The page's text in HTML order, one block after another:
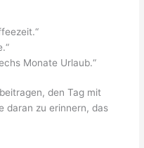
Monate Urlaub.“
den Tag mit
daran zu erinnern, das